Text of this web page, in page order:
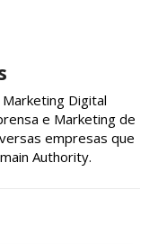
Digital
e Marketing de
empresas que
Authority.